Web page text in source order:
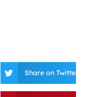
Share on Twitter